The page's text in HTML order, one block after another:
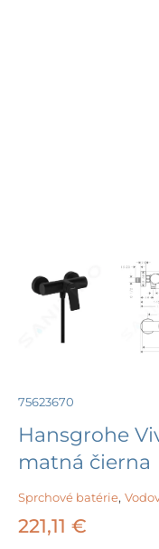
75623670
Hansgrohe
matná čierna
Sprchové batérie,
221,11 €